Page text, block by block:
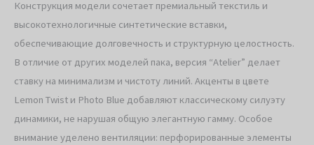
Конструкция модели сочетает премиальный текстиль и
высокотехнологичные синтетические вставки,
обеспечивающие долговечность и структурную целостность.
В отличие от других моделей пака, версия “Atelier” делает
ставку на минимализм и чистоту линий. Акценты в цвете
Lemon Twist и Photo Blue добавляют классическому силуэту
динамики, не нарушая общую элегантную гамму. Особое
внимание уделено вентиляции: перфорированные элементы